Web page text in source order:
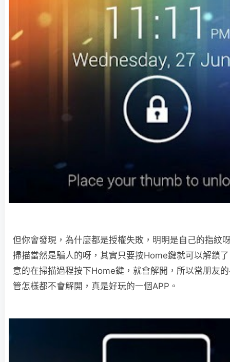
但你會發現，為什麼都是授權失敗，明明是自己的指紋
掃描當然是騙人的呀，其實只要按Home鍵就可以解鎖
意的在掃描過程按下Home鍵，就會解開，所以當朋友
管怎樣都不會解開，真是好玩的一個APP。